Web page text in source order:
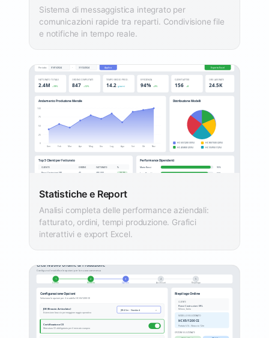
Sistema di messaggistica integrato per
comunicazioni rapide tra reparti. Condivisione file
e notifiche in tempo reale.
Statistiche e Report
Analisi completa delle performance aziendali:
fatturato, ordini, tempi produzione. Grafici
interattivi e export Excel.